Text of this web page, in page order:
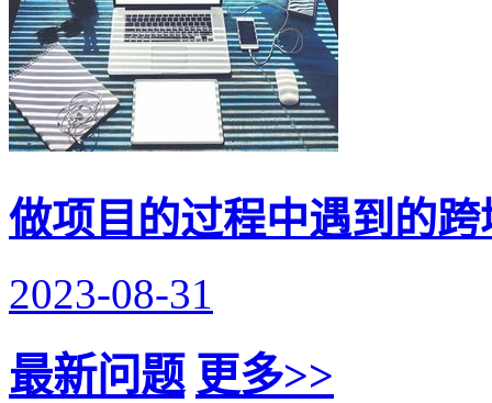
做项目的过程中遇到的
2023-08-31
最新问题 更多>>